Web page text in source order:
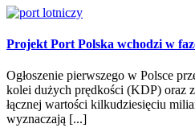
Projekt Port Polska wchodzi w
Ogłoszenie pierwszego w Polsce
kolei dużych prędkości (KDP) oraz
łącznej wartości kilkudziesięciu
wyznaczają [...]